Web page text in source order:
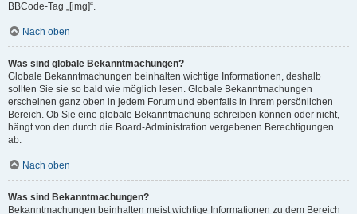
BBCode-Tag „[img]“.
Nach oben
Was sind globale Bekanntmachungen?
Globale Bekanntmachungen beinhalten wichtige Informationen, deshalb
sollten Sie sie so bald wie möglich lesen. Globale Bekanntmachungen
erscheinen ganz oben in jedem Forum und ebenfalls in Ihrem persönlichen
Bereich. Ob Sie eine globale Bekanntmachung schreiben können oder nicht,
hängt von den durch die Board-Administration vergebenen Berechtigungen
ab.
Nach oben
Was sind Bekanntmachungen?
Bekanntmachungen beinhalten meist wichtige Informationen zu dem Bereich